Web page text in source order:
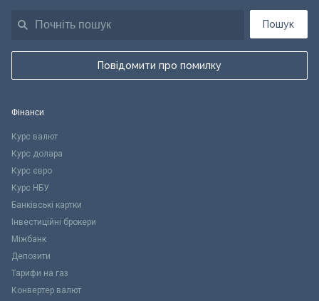
Пошук
Повідомити про помилку
Фінанси
Курс валют
Курс долара
Курс євро
Курс НБУ
Банківські картки
Інвестиційні брокери
Міжбанк
Депозити
Тарифи на газ
Конвертер валют